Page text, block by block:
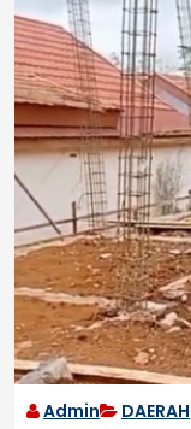
Admin DAERAH